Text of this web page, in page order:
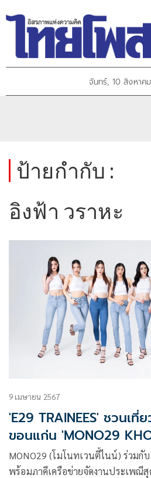
จันทร์, 10 สิงหาค
ป้ายกำกับ :
อิงฟ้า วราหะ
9 เมษายน 2567
'E29 TRAINEES' ชวนเที่
ขอนแก่น 'MONO29
SONGKRAN
MONO29 (โมโนทเวนตี้ไนน์) ร่วม
พร้อมภาคีเครือข่ายจัดงานประเพณี